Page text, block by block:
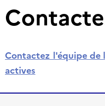
Contactez l'équipe de
actives(ouvre